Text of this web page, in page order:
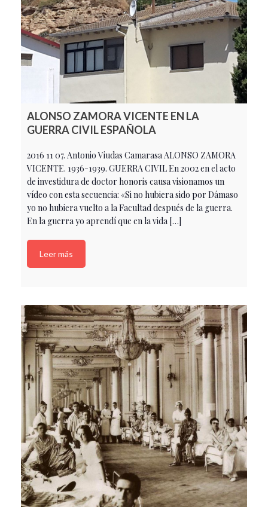
ALONSO ZAMORA VICENTE EN LA
GUERRA CIVIL ESPAÑOLA
2016 11 07. Antonio Viudas Camarasa ALONSO ZAMORA
VICENTE. 1936-1939. GUERRA CIVIL En 2002 en el acto
de investidura de doctor honoris causa visionamos un
vídeo con esta secuencia: «Si no hubiera sido por Dámaso
yo no hubiera vuelto a la Facultad después de la guerra.
En la guerra yo aprendí que en la vida […]
Leer más